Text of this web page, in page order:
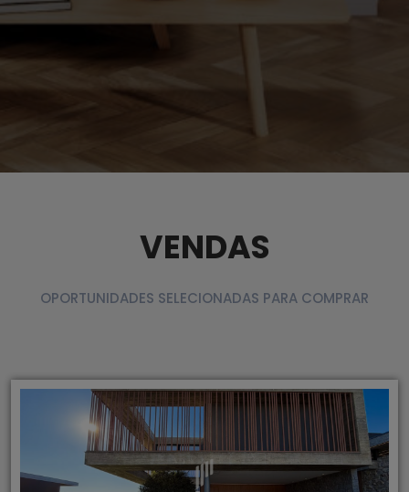
VENDAS
OPORTUNIDADES SELECIONADAS PARA COMPRAR